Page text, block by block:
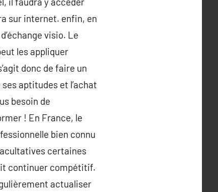
sur internet. enfin, en
visio. Le
les appliquer
donc de faire un
aptitudes et l’achat
besoin de
! En France, le
bien connu
certaines
continuer compétitif.
actualiser